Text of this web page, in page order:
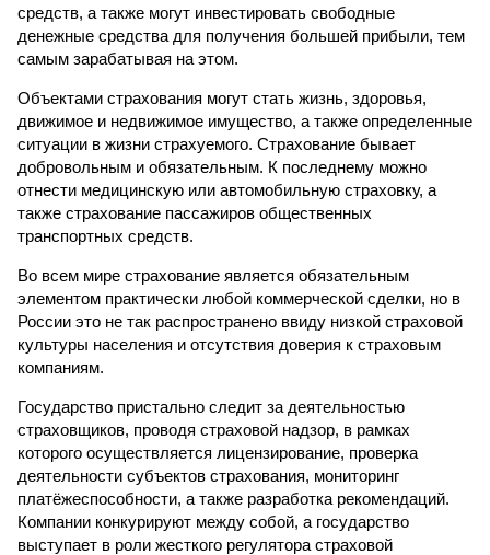
средств, а также могут инвестировать свободные
денежные средства для получения большей прибыли, тем
самым зарабатывая на этом.
Объектами страхования могут стать жизнь, здоровья,
движимое и недвижимое имущество, а также определенные
ситуации в жизни страхуемого. Страхование бывает
добровольным и обязательным. К последнему можно
отнести медицинскую или автомобильную страховку, а
также страхование пассажиров общественных
транспортных средств.
Во всем мире страхование является обязательным
элементом практически любой коммерческой сделки, но в
России это не так распространено ввиду низкой страховой
культуры населения и отсутствия доверия к страховым
компаниям.
Государство пристально следит за деятельностью
страховщиков, проводя страховой надзор, в рамках
которого осуществляется лицензирование, проверка
деятельности субъектов страхования, мониторинг
платёжеспособности, а также разработка рекомендаций.
Компании конкурируют между собой, а государство
выступает в роли жесткого регулятора страховой